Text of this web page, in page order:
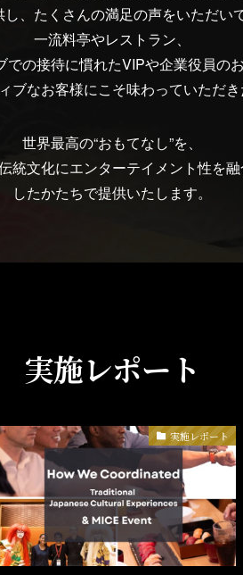
、たくさんの満足の声をいただい
一流料亭やレストラン、
での接待に慣れたVIPや企業役員のお
ブなお客様にこそ味わっていただき
世界最高の“おもてなし”を、
統文化にエンターテイメント性を融
したかたちで提供いたします。
実施レポート
実施レポート